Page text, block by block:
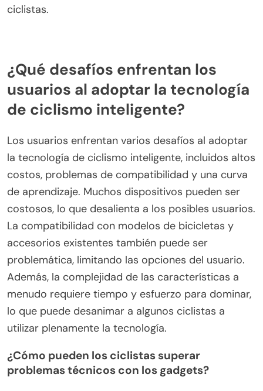
y la experiencia del usuario. Las tendencias
rendimiento y la participación comunitaria.
Además, los candados inteligentes y los sistemas
antirrobo están ganando popularidad,
proporcionando seguridad adicional para los
¿Qué desafíos enfrentan los
usuarios al adoptar la tecnología
de ciclismo inteligente?
Los usuarios enfrentan varios desafíos al adoptar
la tecnología de ciclismo inteligente, incluidos altos
costos, problemas de compatibilidad y una curva
de aprendizaje. Muchos dispositivos pueden ser
costosos, lo que desalienta a los posibles usuarios.
accesorios existentes también puede ser
problemática, limitando las opciones del usuario.